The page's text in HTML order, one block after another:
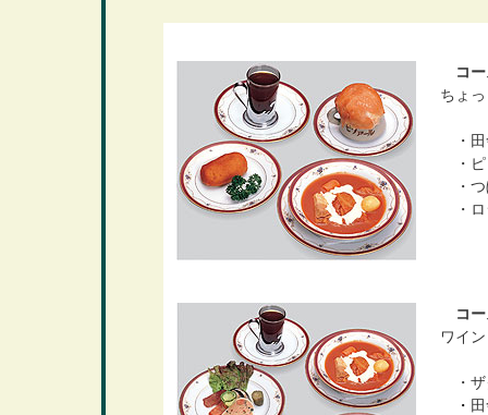
コー
ちょ
・田
・ピ
・つ
・ロ
コー
ワイ
・ザ
・